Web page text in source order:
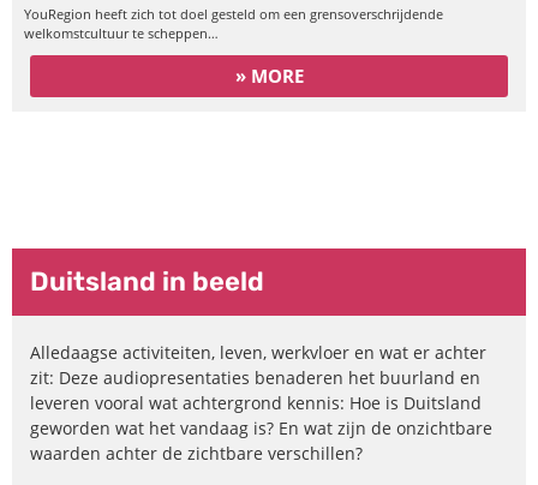
YouRegion heeft zich tot doel gesteld om een grensoverschrijdende
welkomstcultuur te scheppen…
» MORE
Duitsland in beeld
Alledaagse activiteiten, leven, werkvloer en wat er achter
zit: Deze audiopresentaties benaderen het buurland en
leveren vooral wat achtergrond kennis: Hoe is Duitsland
geworden wat het vandaag is? En wat zijn de onzichtbare
waarden achter de zichtbare verschillen?